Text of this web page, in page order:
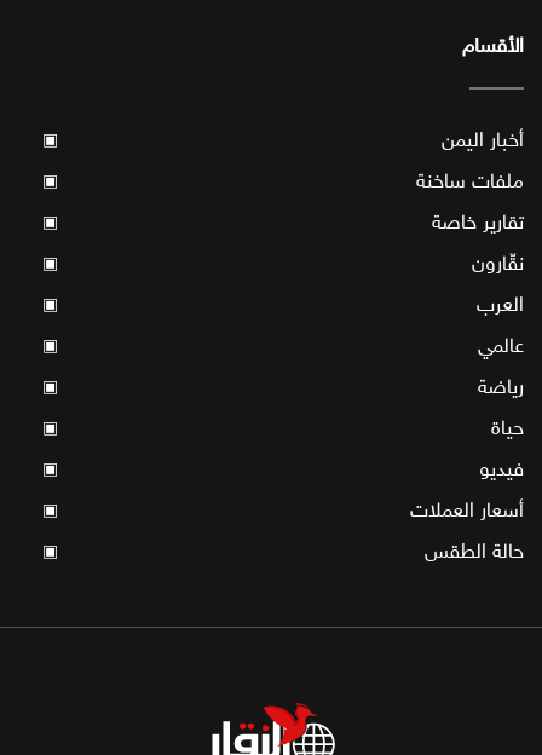
الأقسام
أخبار اليمن ▣
ملفات ساخنة ▣
تقارير خاصة ▣
نقّارون ▣
العرب ▣
عالمي ▣
رياضة ▣
حياة ▣
فيديو ▣
أسعار العملات ▣
حالة الطقس ▣